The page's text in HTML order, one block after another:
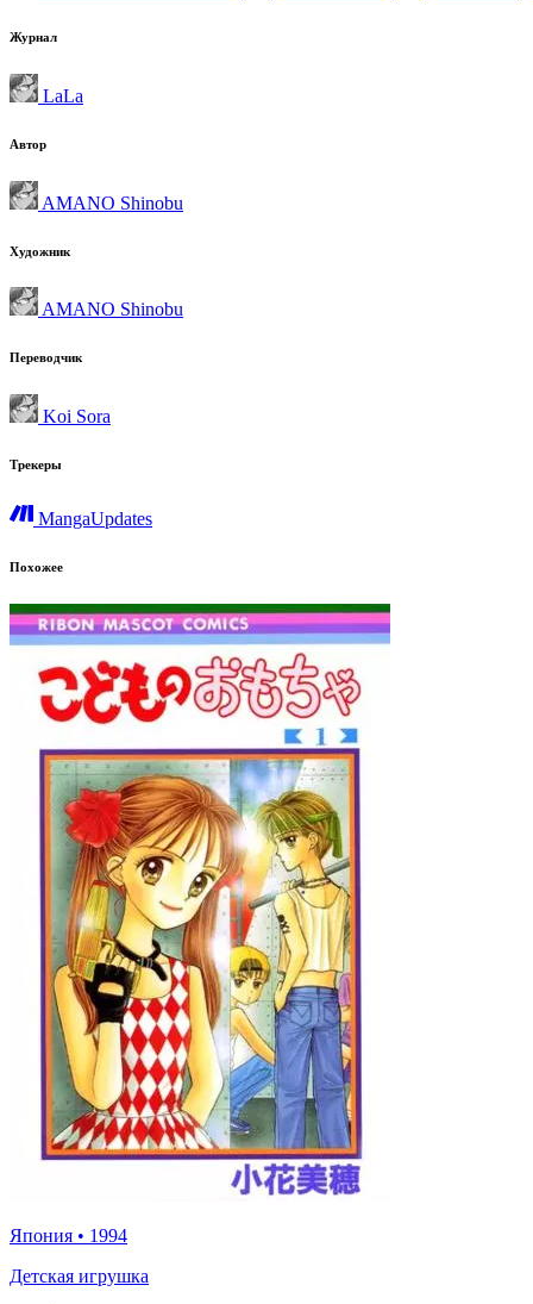
Журнал
LaLa
Автор
AMANO Shinobu
Художник
AMANO Shinobu
Переводчик
Koi Sora
Трекеры
MangaUpdates
Похожее
Япония • 1994
Детская игрушка